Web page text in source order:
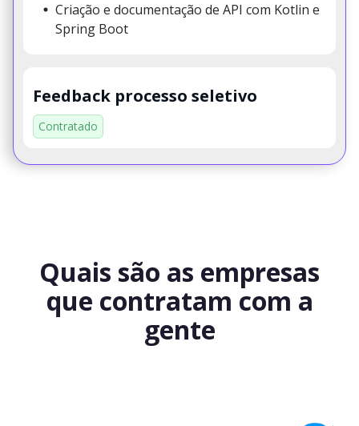
Criação e documentação de API com Kotlin e
Spring Boot
Feedback processo seletivo
Contratado
Quais são as empresas
que contratam com a
gente